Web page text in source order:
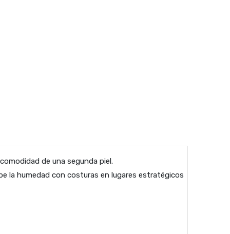
de una segunda piel.
la humedad con costuras en lugares estratégicos